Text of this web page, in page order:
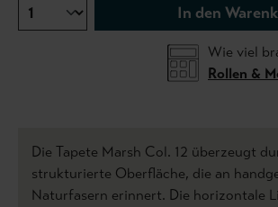
In den
Wie viel
Rollen &
Die Tapete Marsh Col. 12 überzeugt
strukturierte Oberfläche, die an
Naturfasern erinnert. Die horizontale